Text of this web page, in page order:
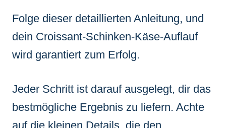
Folge dieser detaillierten Anleitung, und
dein Croissant-Schinken-Käse-Auflauf
wird garantiert zum Erfolg.
Jeder Schritt ist darauf ausgelegt, dir das
bestmögliche Ergebnis zu liefern. Achte
auf die kleinen Details, die den